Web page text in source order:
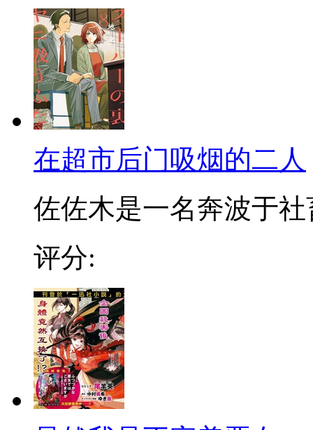
在超市后门吸烟的二人
佐佐木是一名奔波于社
评分: